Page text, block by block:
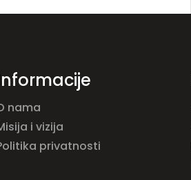
nama
i vizija
privatnosti